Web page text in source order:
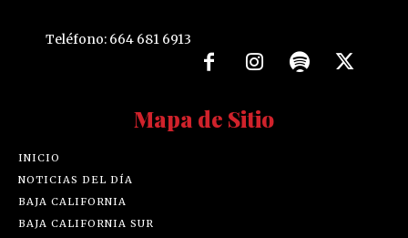
Teléfono: 664 681 6913
Mapa de Sitio
INICIO
NOTICIAS DEL DÍA
BAJA CALIFORNIA
BAJA CALIFORNIA SUR